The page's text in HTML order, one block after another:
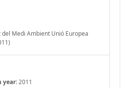
Medi Ambient Unió Europea
year:2011